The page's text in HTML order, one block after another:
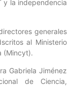
y la independencia
generales
al Ministerio
(Mincyt).
Gabriela Jiménez
de Ciencia,